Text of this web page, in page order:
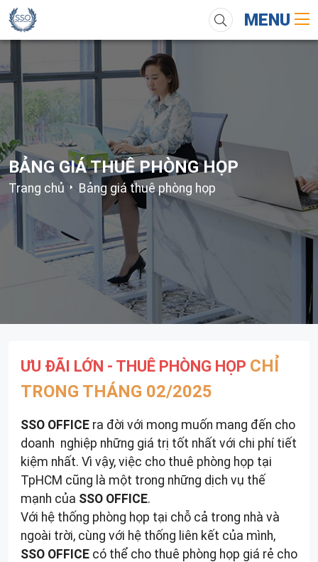
MENU
BẢNG GIÁ THUÊ PHÒNG HỌP
Trang chủ Bảng giá thuê phòng họp
ƯU ĐÃI LỚN - THUÊ PHÒNG HỌP CHỈ
TRONG THÁNG 02/2025
SSO OFFICE ra đời với mong muốn mang đến cho
doanh nghiệp những giá trị tốt nhất với chi phí tiết
kiệm nhất. Vì vậy, việc cho thuê phòng họp tại
TpHCM cũng là một trong những dịch vụ thế
mạnh của SSO OFFICE.
Với hệ thống phòng họp tại chỗ cả trong nhà và
ngoài trời, cùng với hệ thống liên kết của mình,
SSO OFFICE có thể cho thuê phòng họp giá rẻ cho